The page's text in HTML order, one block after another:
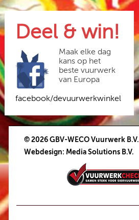
Deel & win!
Maak elke dag
kans op het
beste vuurwerk
van Europa
facebook/devuurwerkwinkel
© 2026 GBV-WECO Vuurwerk B.V.
Webdesign: Media Solutions B.V.